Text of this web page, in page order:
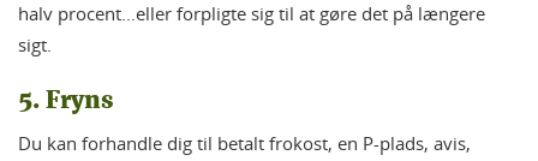
halv procent...eller forpligte sig til at gøre det på længere
sigt.
5.Fryns
Du kan forhandle dig til betalt frokost, en P-plads, avis,